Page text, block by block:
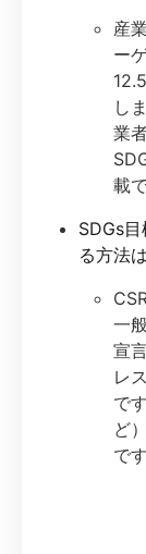
産
ー
し
業
載
SDGs
る方法
一
宣
レ
で
ど
です